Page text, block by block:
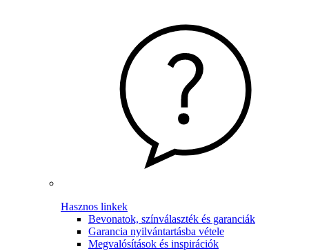
Hasznos linkek
Bevonatok, színválaszték és garanciák
Garancia nyilvántartásba vétele
Megvalósítások és inspirációk